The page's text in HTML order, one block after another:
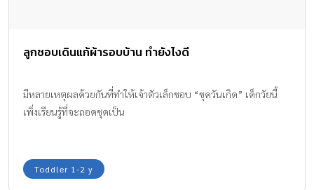
ลูกชอบเดินแก้ผ้ารอบบ้าน ทำยังไงดี
มีหลายเหตุผลด้วยกันที่ทำให้เจ้าตัวเล็กชอบ “ชุดวันเกิด” เด็กวัยนี้
เพิ่งเรียนรู้ที่จะถอดชุดเป็น
Toddler 1-2 y